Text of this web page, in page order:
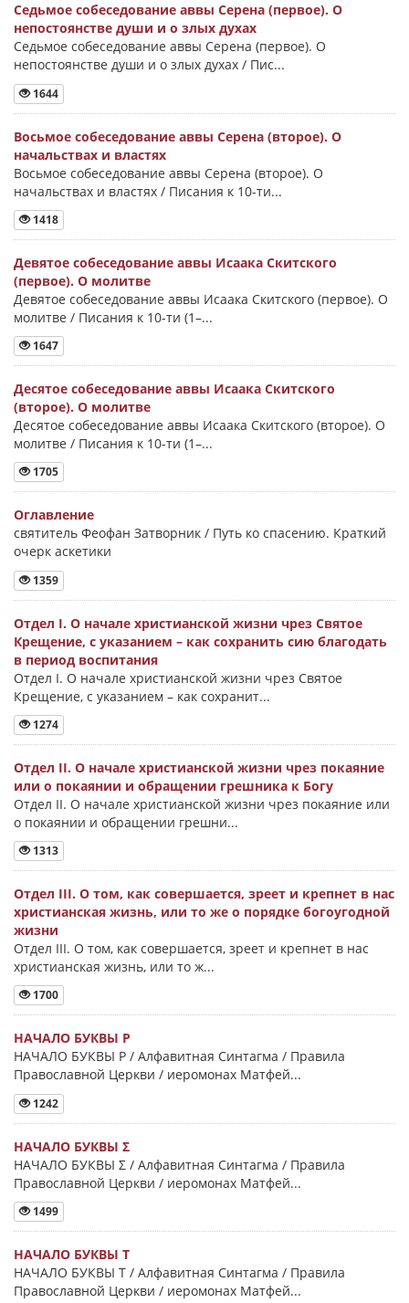
Седьмое собеседование аввы Серена (первое). О
непостоянстве души и о злых духах
Седьмое собеседование аввы Серена (первое). О
непостоянстве души и о злых духах / Пис...
1644
Восьмое собеседование аввы Серена (второе). О
начальствах и властях
Восьмое собеседование аввы Серена (второе). О
начальствах и властях / Писания к 10-ти...
1418
Девятое собеседование аввы Исаака Скитского
(первое). О молитве
Девятое собеседование аввы Исаака Скитского (первое). О
молитве / Писания к 10-ти (1–...
1647
Десятое собеседование аввы Исаака Скитского
(второе). О молитве
Десятое собеседование аввы Исаака Скитского (второе). О
молитве / Писания к 10-ти (1–...
1705
Оглавление
святитель Феофан Затворник / Путь ко спасению. Краткий
очерк аскетики
1359
Отдел I. О начале христианской жизни чрез Святое
Крещение, с указанием – как сохранить сию благодать
в период воспитания
Отдел I. О начале христианской жизни чрез Святое
Крещение, с указанием – как сохранит...
1274
Отдел II. О начале христианской жизни чрез покаяние
или о покаянии и обращении грешника к Богу
Отдел II. О начале христианской жизни чрез покаяние или
о покаянии и обращении грешни...
1313
Отдел III. О том, как совершается, зреет и крепнет в нас
христианская жизнь, или то же о порядке богоугодной
жизни
Отдел III. О том, как совершается, зреет и крепнет в нас
христианская жизнь, или то ж...
1700
НАЧАЛО БУКВЫ Ρ
НАЧАЛО БУКВЫ Ρ / Алфавитная Синтагма / Правила
Православной Церкви / иеромонах Матфей...
1242
НАЧАЛО БУКВЫ Σ
НАЧАЛО БУКВЫ Σ / Алфавитная Синтагма / Правила
Православной Церкви / иеромонах Матфей...
1499
НАЧАЛО БУКВЫ Τ
НАЧАЛО БУКВЫ Τ / Алфавитная Синтагма / Правила
Православной Церкви / иеромонах Матфей...